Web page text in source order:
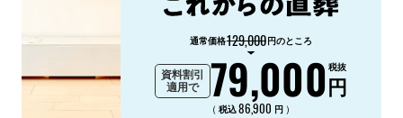
通常価格129,000円のところ
資料割引
適用で
79,000円
税抜
（ 税込86,900 円 ）